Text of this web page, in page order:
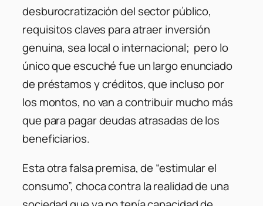
desburocratización del sector público,
requisitos claves para atraer inversión
genuina, sea local o internacional; pero lo
único que escuché fue un largo enunciado
de préstamos y créditos, que incluso por
los montos, no van a contribuir mucho más
que para pagar deudas atrasadas de los
beneficiarios.
Esta otra falsa premisa, de “estimular el
consumo”, choca contra la realidad de una